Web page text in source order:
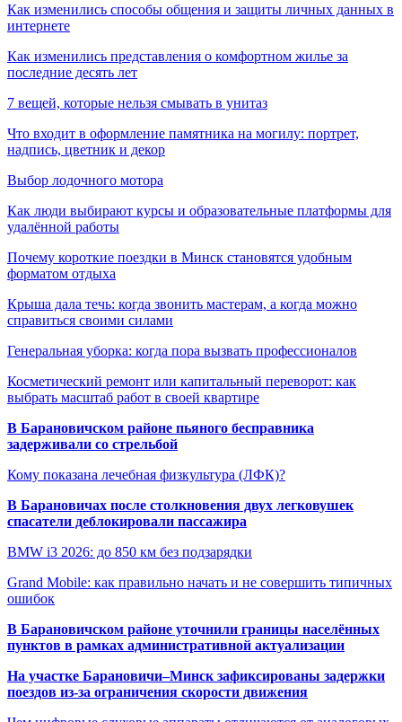
Как изменились способы общения и защиты личных данных в
интернете
Как изменились представления о комфортном жилье за
последние десять лет
7 вещей, которые нельзя смывать в унитаз
Что входит в оформление памятника на могилу: портрет,
надпись, цветник и декор
Выбор лодочного мотора
Как люди выбирают курсы и образовательные платформы для
удалённой работы
Почему короткие поездки в Минск становятся удобным
форматом отдыха
Крыша дала течь: когда звонить мастерам, а когда можно
справиться своими силами
Генеральная уборка: когда пора вызвать профессионалов
Косметический ремонт или капитальный переворот: как
выбрать масштаб работ в своей квартире
В Барановичском районе пьяного бесправника
задерживали со стрельбой
Кому показана лечебная физкультура (ЛФК)?
В Барановичах после столкновения двух легковушек
спасатели деблокировали пассажира
BMW i3 2026: до 850 км без подзарядки
Grand Mobile: как правильно начать и не совершить типичных
ошибок
В Барановичском районе уточнили границы населённых
пунктов в рамках административной актуализации
На участке Барановичи–Минск зафиксированы задержки
поездов из-за ограничения скорости движения